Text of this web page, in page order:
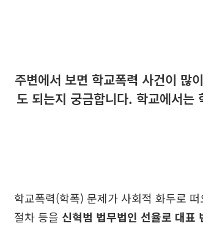
주변에서 보면 학교폭력 사건이 많
도 되는지 궁금합니다. 학교에서는
학교폭력(학폭) 문제가 사회적 화두로
절차 등을 신혁범 법무법인 선율로 대표